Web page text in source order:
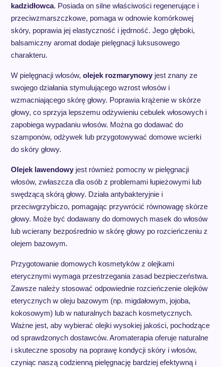
kadzidłowca. Posiada on silne właściwości regenerujące i
przeciwzmarszczkowe, pomaga w odnowie komórkowej
skóry, poprawia jej elastyczność i jędrność. Jego głęboki,
balsamiczny aromat dodaje pielęgnacji luksusowego
charakteru.
W pielęgnacji włosów, olejek rozmarynowyjest znany ze
swojego działania stymulującego wzrost włosów i
wzmacniającego skórę głowy. Poprawia krążenie w skórze
głowy, co sprzyja lepszemu odżywieniu cebulek włosowych i
zapobiega wypadaniu włosów. Można go dodawać do
szamponów, odżywek lub przygotowywać domowe wcierki
do skóry głowy.
Olejek lawendowyjest również pomocny w pielęgnacji
włosów, zwłaszcza dla osób z problemami łupieżowymi lub
swędzącą skórą głowy. Działa antybakteryjnie i
przeciwgrzybiczo, pomagając przywrócić równowagę skórze
głowy. Może być dodawany do domowych masek do włosów
lub wcierany bezpośrednio w skórę głowy po rozcieńczeniu z
olejem bazowym.
Przygotowanie domowych kosmetyków z olejkami
eterycznymi wymaga przestrzegania zasad bezpieczeństwa.
Zawsze należy stosować odpowiednie rozcieńczenie olejków
eterycznych w oleju bazowym (np. migdałowym, jojoba,
kokosowym) lub w naturalnych bazach kosmetycznych.
Ważne jest, aby wybierać olejki wysokiej jakości, pochodzące
od sprawdzonych dostawców. Aromaterapia oferuje naturalne
i skuteczne sposoby na poprawę kondycji skóry i włosów,
czyniąc naszą codzienną pielęgnację bardziej efektywną i